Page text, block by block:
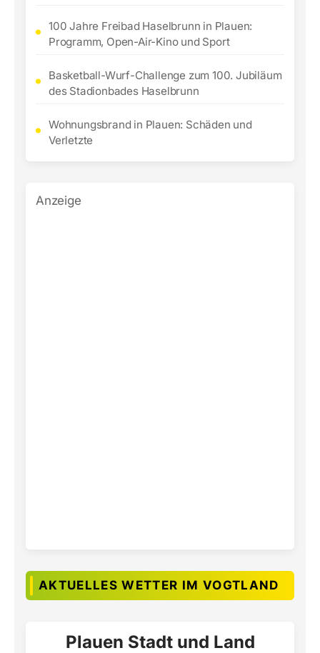
100 Jahre Freibad Haselbrunn in Plauen:
Programm, Open-Air-Kino und Sport
Basketball-Wurf-Challenge zum 100. Jubiläum
des Stadionbades Haselbrunn
Wohnungsbrand in Plauen: Schäden und
Verletzte
Anzeige
AKTUELLES WETTER IM VOGTLAND
Plauen Stadt und Land